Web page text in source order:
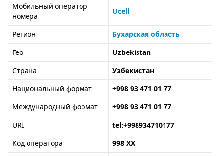
Мобильный оператор
номера
Ucell
Регион
Бухарская область
Гео
Uzbekistan
Страна
Узбекистан
Национальный формат
+998 93 471 01 77
Международный формат
+998 93 471 01 77
URI
tel:+998934710177
Код оператора
998 XX